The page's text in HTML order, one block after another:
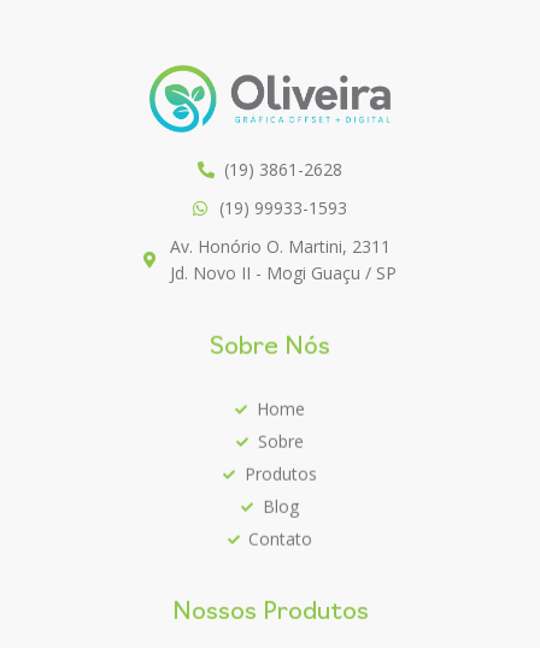
(19) 3861-2628
(19) 99933-1593
Av. Honório O. Martini, 2311
Jd. Novo II - Mogi Guaçu / SP
Sobre Nós
Home
Sobre
Produtos
Blog
Contato
Nossos Produtos